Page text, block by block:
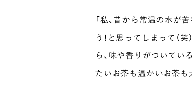
「私、昔から常温の水が
う！と思ってしまって（
ら、味や香りがついて
たいお茶も温かいお茶も